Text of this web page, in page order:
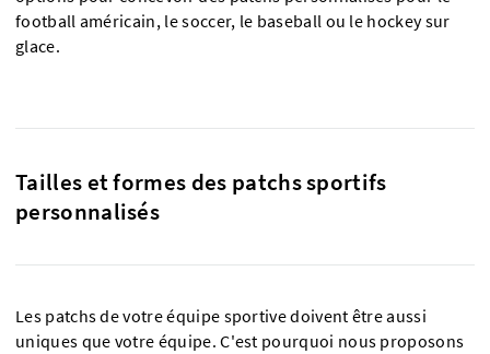
football américain, le soccer, le baseball ou le hockey sur
glace.
Tailles et formes des patchs sportifs
personnalisés
Les patchs de votre équipe sportive doivent être aussi
uniques que votre équipe. C'est pourquoi nous proposons